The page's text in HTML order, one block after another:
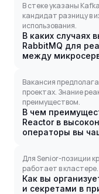
В стеке указаны
кандидат разницу в
использования.
В каких случаях
RabbitMQ для
между
Вакансия
проектах. Знание
преимуществом.
В чем
Reactor в
операторы вы
Для Senior-позиции
работает в кластере.
Как вы
и секретами в